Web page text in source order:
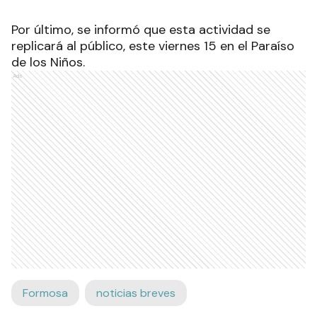
Por último, se informó que esta actividad se
replicará al público, este viernes 15 en el Paraíso
de los Niños.
Ads
Formosa noticias breves